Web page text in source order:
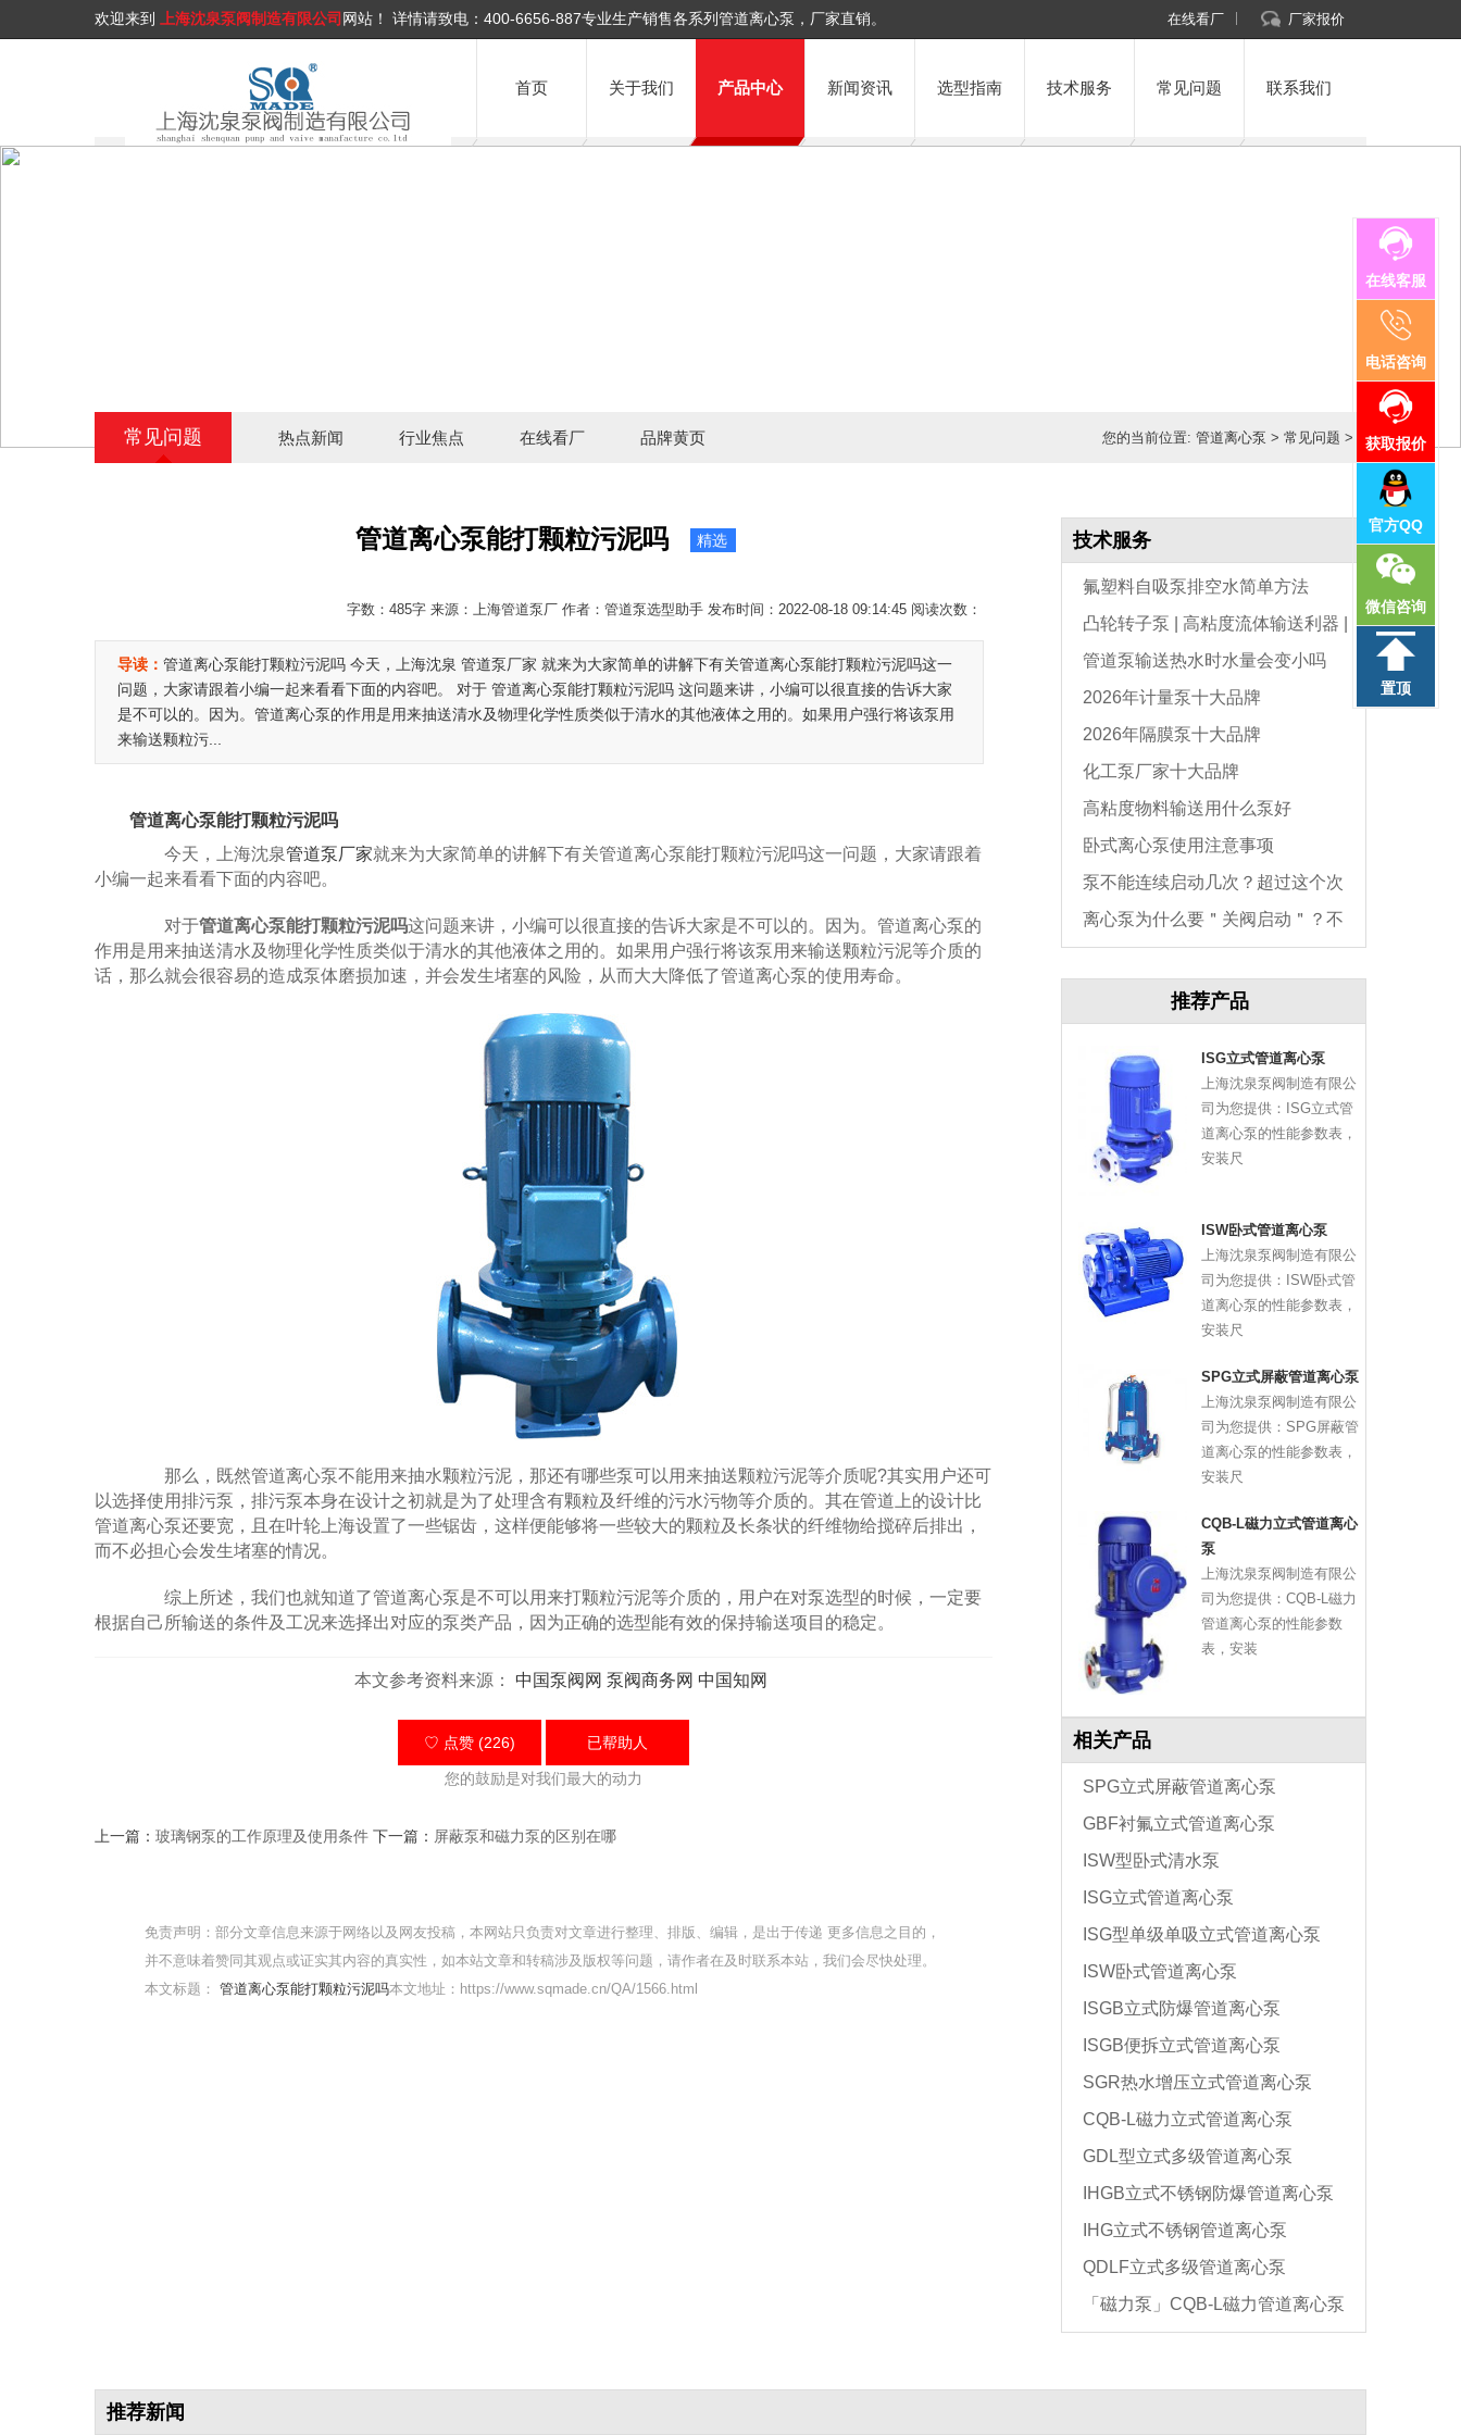
欢迎来到 上海沈泉泵阀制造有限公司 网站！ 详情请致电： 400-6656-887专业生产销售各系列管道离心泵，厂家直销。 在线看厂 厂家报价
首页 关于我们 产品中心 新闻资讯 选型指南 技术服务 常见问题 联系我们
在线客服
电话咨询
获取报价
官方QQ
微信咨询
置顶
常见问题 热点新闻 行业焦点 在线看厂 品牌黄页 您的当前位置:管道离心泵 >常见问题 >
管道离心泵能打颗粒污泥吗 精选
字数：485字 来源：上海管道泵厂 作者：管道泵选型助手 发布时间：2022-08-18 09:14:45 阅读次数：
导读： 管道离心泵能打颗粒污泥吗 今天，上海沈泉 管道泵厂家 就来为大家简单的讲解下有关管道离心泵能打颗粒污泥吗这一
问题，大家请跟着小编一起来看看下面的内容吧。 对于 管道离心泵能打颗粒污泥吗 这问题来讲，小编可以很直接的告诉大家
是不可以的。因为。管道离心泵的作用是用来抽送清水及物理化学性质类似于清水的其他液体之用的。如果用户强行将该泵用
来输送颗粒污...
管道离心泵能打颗粒污泥吗
今天，上海沈泉管道泵厂家就来为大家简单的讲解下有关管道离心泵能打颗粒污泥吗这一问题，大家请跟着
小编一起来看看下面的内容吧。
对于管道离心泵能打颗粒污泥吗这问题来讲，小编可以很直接的告诉大家是不可以的。因为。管道离心泵的
作用是用来抽送清水及物理化学性质类似于清水的其他液体之用的。如果用户强行将该泵用来输送颗粒污泥等介质的
话，那么就会很容易的造成泵体磨损加速，并会发生堵塞的风险，从而大大降低了管道离心泵的使用寿命。
那么，既然管道离心泵不能用来抽水颗粒污泥，那还有哪些泵可以用来抽送颗粒污泥等介质呢?其实用户还可
以选择使用排污泵，排污泵本身在设计之初就是为了处理含有颗粒及纤维的污水污物等介质的。其在管道上的设计比
管道离心泵还要宽，且在叶轮上海设置了一些锯齿，这样便能够将一些较大的颗粒及长条状的纤维物给搅碎后排出，
而不必担心会发生堵塞的情况。
综上所述，我们也就知道了管道离心泵是不可以用来打颗粒污泥等介质的，用户在对泵选型的时候，一定要
根据自己所输送的条件及工况来选择出对应的泵类产品，因为正确的选型能有效的保持输送项目的稳定。
本文参考资料来源： 中国泵阀网 泵阀商务网 中国知网
♡ 点赞 (226) 已帮助人
您的鼓励是对我们最大的动力
上一篇： 玻璃钢泵的工作原理及使用条件 下一篇： 屏蔽泵和磁力泵的区别在哪
免责声明：部分文章信息来源于网络以及网友投稿，本网站只负责对文章进行整理、排版、编辑，是出于传递 更多信息之目的，
并不意味着赞同其观点或证实其内容的真实性，如本站文章和转稿涉及版权等问题，请作者在及时联系本站，我们会尽快处理。
本文标题： 管道离心泵能打颗粒污泥吗本文地址：https://www.sqmade.cn/QA/1566.html
技术服务
氟塑料自吸泵排空水简单方法
凸轮转子泵 | 高粘度流体输送利器 |
选型与维护全指南
管道泵输送热水时水量会变小吗
2026年计量泵十大品牌
2026年隔膜泵十大品牌
化工泵厂家十大品牌
高粘度物料输送用什么泵好
卧式离心泵使用注意事项
泵不能连续启动几次？超过这个次
数，电机必坏
离心泵为什么要＂关阀启动＂？不
推荐产品
ISG立式管道离心泵
上海沈泉泵阀制造有限公
司为您提供：ISG立式管
道离心泵的性能参数表，
安装尺
ISW卧式管道离心泵
上海沈泉泵阀制造有限公
司为您提供：ISW卧式管
道离心泵的性能参数表，
安装尺
SPG立式屏蔽管道离心泵
上海沈泉泵阀制造有限公
司为您提供：SPG屏蔽管
道离心泵的性能参数表，
安装尺
CQB-L磁力立式管道离心
泵
上海沈泉泵阀制造有限公
司为您提供：CQB-L磁力
管道离心泵的性能参数
表，安装
相关产品
SPG立式屏蔽管道离心泵
GBF衬氟立式管道离心泵
ISW型卧式清水泵
ISG立式管道离心泵
ISG型单级单吸立式管道离心泵
ISW卧式管道离心泵
ISGB立式防爆管道离心泵
ISGB便拆立式管道离心泵
SGR热水增压立式管道离心泵
CQB-L磁力立式管道离心泵
GDL型立式多级管道离心泵
IHGB立式不锈钢防爆管道离心泵
IHG立式不锈钢管道离心泵
QDLF立式多级管道离心泵
「磁力泵」CQB-L磁力管道离心泵
推荐新闻